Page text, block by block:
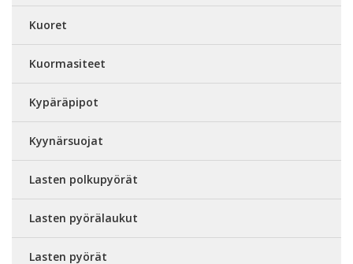
Kuoret
Kuormasiteet
Kypäräpipot
Kyynärsuojat
Lasten polkupyörät
Lasten pyörälaukut
Lasten pyörät